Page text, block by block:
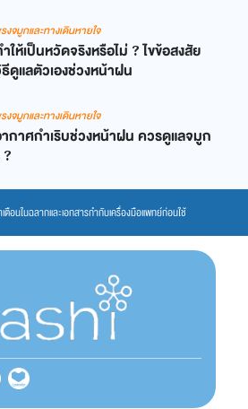
จมูกและทางเดินหายใจ
ให้เป็นหวัดจริงหรือไม่ ? ไขข้อสงสัย
ดูแลตัวเองช่วงหน้าฝน
จมูกและทางเดินหายใจ
กาศกำเริบช่วงหน้าฝน ควรดูแลจมูก
ตือนในฉลากและเอกสารกำกับเครื่องมือแพทย์ก่อนใช้